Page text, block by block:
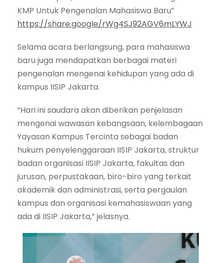
KMP Untuk Pengenalan Mahasiswa Baru”
https://share.google/rWg4SJ92AGV6mLYWJ
Selama acara berlangsung, para mahasiswa
baru juga mendapatkan berbagai materi
pengenalan mengenai kehidupan yang ada di
kampus IISIP Jakarta.
“Hari ini saudara akan diberikan penjelasan
mengenai wawasan kebangsaan, kelembagaan
Yayasan Kampus Tercinta sebagai badan
hukum penyelenggaraan IISIP Jakarta, struktur
badan organisasi IISIP Jakarta, fakultas dan
jurusan, perpustakaan, biro-biro yang terkait
akademik dan administrasi, serta pergaulan
kampus dan organisasi kemahasiswaan yang
ada di IISIP Jakarta,” jelasnya.